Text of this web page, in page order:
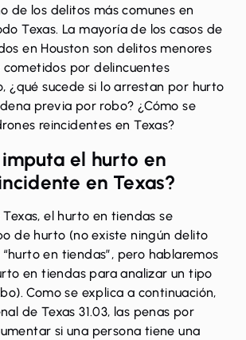
de los delitos más comunes en
Texas. La mayoría de los casos de
en Houston son delitos menores
por delincuentes
¿qué sucede si lo arrestan por hurto
previa por robo? ¿Cómo se
reincidentes en Texas?
el hurto en
en Texas?
el hurto en tiendas se
de hurto (no existe ningún delito
en tiendas”, pero hablaremos
en tiendas para analizar un tipo
Como se explica a continuación,
de Texas 31.03, las penas por
si una persona tiene una